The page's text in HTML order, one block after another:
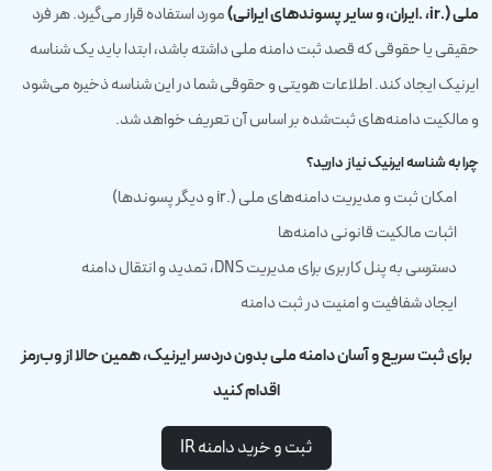
ملی (.ir، .ایران، و سایر پسوندهای ایرانی)
مورد استفاده قرار می‌گیرد. هر فرد
حقیقی یا حقوقی که قصد ثبت دامنه ملی داشته باشد، ابتدا باید یک شناسه
ایرنیک ایجاد کند. اطلاعات هویتی و حقوقی شما در این شناسه ذخیره می‌شود
و مالکیت دامنه‌های ثبت‌شده بر اساس آن تعریف خواهد شد.
چرا به شناسه ایرنیک نیاز دارید؟
امکان ثبت و مدیریت دامنه‌های ملی (.ir و دیگر پسوندها)
اثبات مالکیت قانونی دامنه‌ها
دسترسی به پنل کاربری برای مدیریت DNS، تمدید و انتقال دامنه
ایجاد شفافیت و امنیت در ثبت دامنه
برای ثبت سریع و آسان دامنه ملی بدون دردسر ایرنیک، همین حالا از وب‌رمز
اقدام کنید
ثبت و خرید دامنه ‌IR